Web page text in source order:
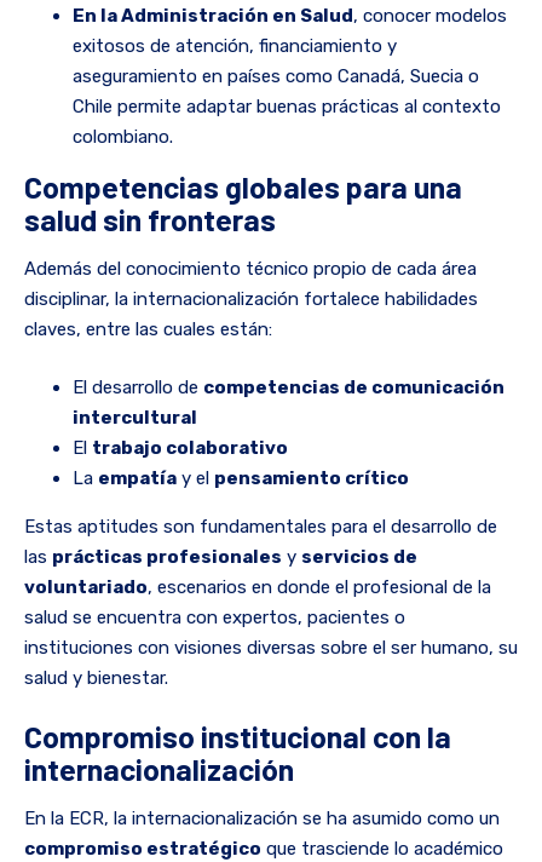
En la Administración en Salud, conocer modelos
exitosos de atención, financiamiento y
aseguramiento en países como Canadá, Suecia o
Chile permite adaptar buenas prácticas al contexto
colombiano.
Competencias globales para una
salud sin fronteras
Además del conocimiento técnico propio de cada área
disciplinar, la internacionalización fortalece habilidades
claves, entre las cuales están:
El desarrollo de competencias de comunicación
intercultural
El trabajo colaborativo
La empatía y el pensamiento crítico
Estas aptitudes son fundamentales para el desarrollo de
las prácticas profesionales y servicios de
voluntariado, escenarios en donde el profesional de la
salud se encuentra con expertos, pacientes o
instituciones con visiones diversas sobre el ser humano, su
salud y bienestar.
Compromiso institucional con la
internacionalización
En la ECR, la internacionalización se ha asumido como un
compromiso estratégico que trasciende lo académico